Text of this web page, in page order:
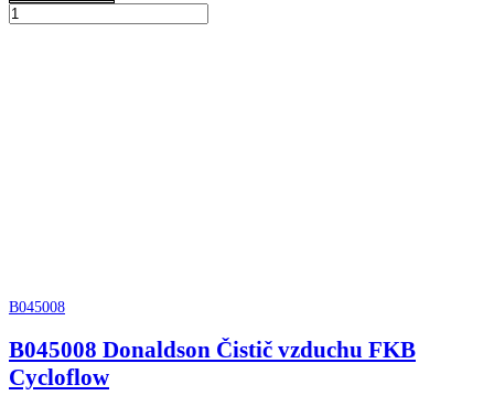
B055006
B045008
B045008 Donaldson Čistič vzduchu FKB
Cycloflow